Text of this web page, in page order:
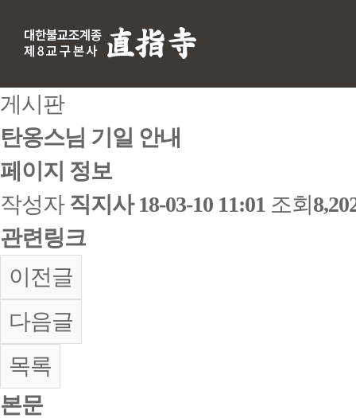
게시판
탄옹스님 기일 안내
페이지 정보
작성자 직지사 18-03-10 11:01 조회
관련링크
이전글
다음글
목록
본문